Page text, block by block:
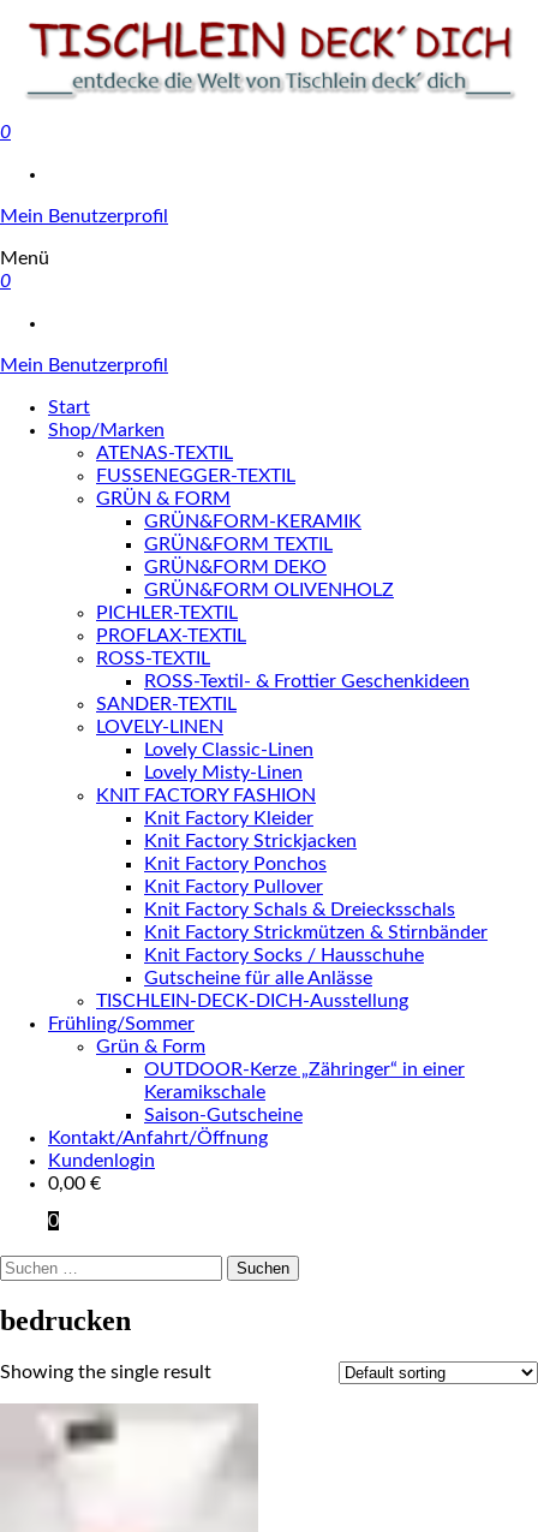
0
Mein Benutzerprofil
Menü
0
Mein Benutzerprofil
Start
Shop/Marken
ATENAS-TEXTIL
FUSSENEGGER-TEXTIL
GRÜN & FORM
GRÜN&FORM-KERAMIK
GRÜN&FORM TEXTIL
GRÜN&FORM DEKO
GRÜN&FORM OLIVENHOLZ
PICHLER-TEXTIL
PROFLAX-TEXTIL
ROSS-TEXTIL
ROSS-Textil- & Frottier Geschenkideen
SANDER-TEXTIL
LOVELY-LINEN
Lovely Classic-Linen
Lovely Misty-Linen
KNIT FACTORY FASHION
Knit Factory Kleider
Knit Factory Strickjacken
Knit Factory Ponchos
Knit Factory Pullover
Knit Factory Schals & Dreiecksschals
Knit Factory Strickmützen & Stirnbänder
Knit Factory Socks / Hausschuhe
Gutscheine für alle Anlässe
TISCHLEIN-DECK-DICH-Ausstellung
Frühling/Sommer
Grün & Form
OUTDOOR-Kerze „Zähringer“ in einer
Keramikschale
Saison-Gutscheine
Kontakt/Anfahrt/Öffnung
Kundenlogin
0,00 €
0
Suchen
bedrucken
Showing the single result